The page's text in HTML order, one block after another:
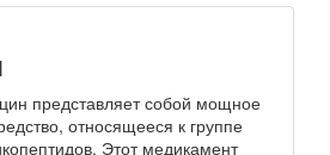
представляет собой мощное
относящееся к группе
Этот медикамент